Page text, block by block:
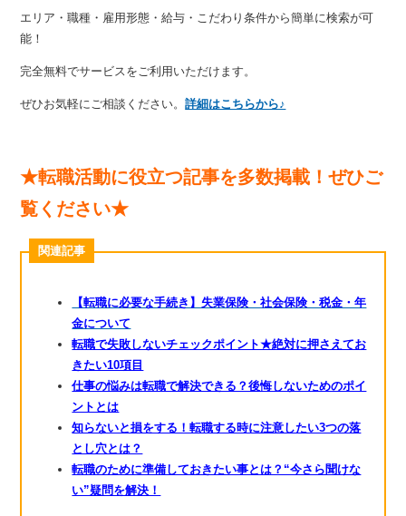
エリア・職種・雇用形態・給与・こだわり条件から簡単に検索が可
能！
完全無料でサービスをご利用いただけます。
ぜひお気軽にご相談ください。詳細はこちらから♪
★転職活動に役立つ記事を多数掲載！ぜひご
覧ください★
関連記事
【転職に必要な手続き】失業保険・社会保険・税金・年
金について
転職で失敗しないチェックポイント★絶対に押さえてお
きたい10項目
仕事の悩みは転職で解決できる？後悔しないためのポイ
ントとは
知らないと損をする！転職する時に注意したい3つの落
とし穴とは？
転職のために準備しておきたい事とは？“今さら聞けな
い”疑問を解決！